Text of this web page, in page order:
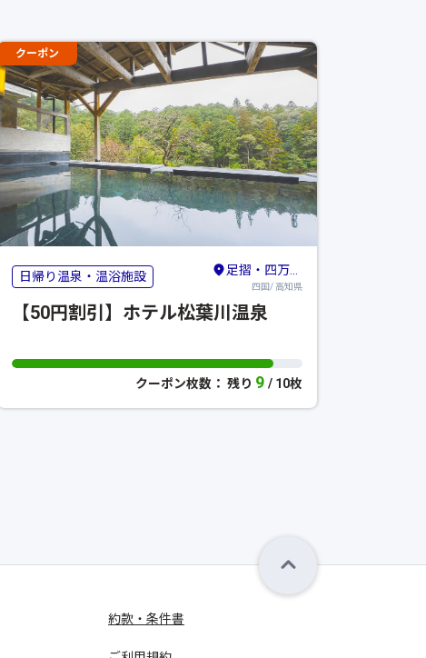
クーポン
日帰り温泉・温浴施設 足摺・四万十・宿毛
四国/ 高知県
【50円割引】ホテル松葉川温泉
クーポン枚数： 残り 9 / 10枚
約款・条件書